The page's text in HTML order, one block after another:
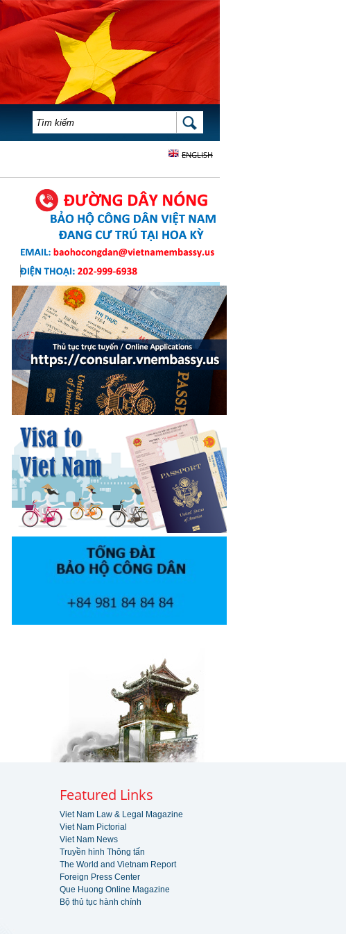
BIỂU MẪU TÌM KIẾM TÌM KIẾM
ENGLISH
Featured Links
Viet Nam Law & Legal Magazine
Viet Nam Pictorial
Viet Nam News
Truyền hình Thông tấn
The World and Vietnam Report
Foreign Press Center
Que Huong Online Magazine
Bộ thủ tục hành chính